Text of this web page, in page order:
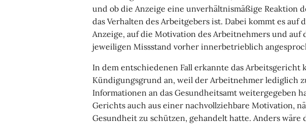
und ob die Anzeige eine unverhältnismäßige Reaktion
das Verhalten des Arbeitgebers ist. Dabei kommt es auf
Anzeige, auf die Motivation des Arbeitnehmers und auf
jeweiligen Missstand vorher innerbetrieblich
In dem entschiedenen Fall erkannte das Arbeitsgericht
Kündigungsgrund an, weil der Arbeitnehmer lediglich
Informationen an das Gesundheitsamt weitergegeben
Gerichts auch aus einer nachvollziehbare Motivation,
Gesundheit zu schützen, gehandelt hatte. Anders wäre